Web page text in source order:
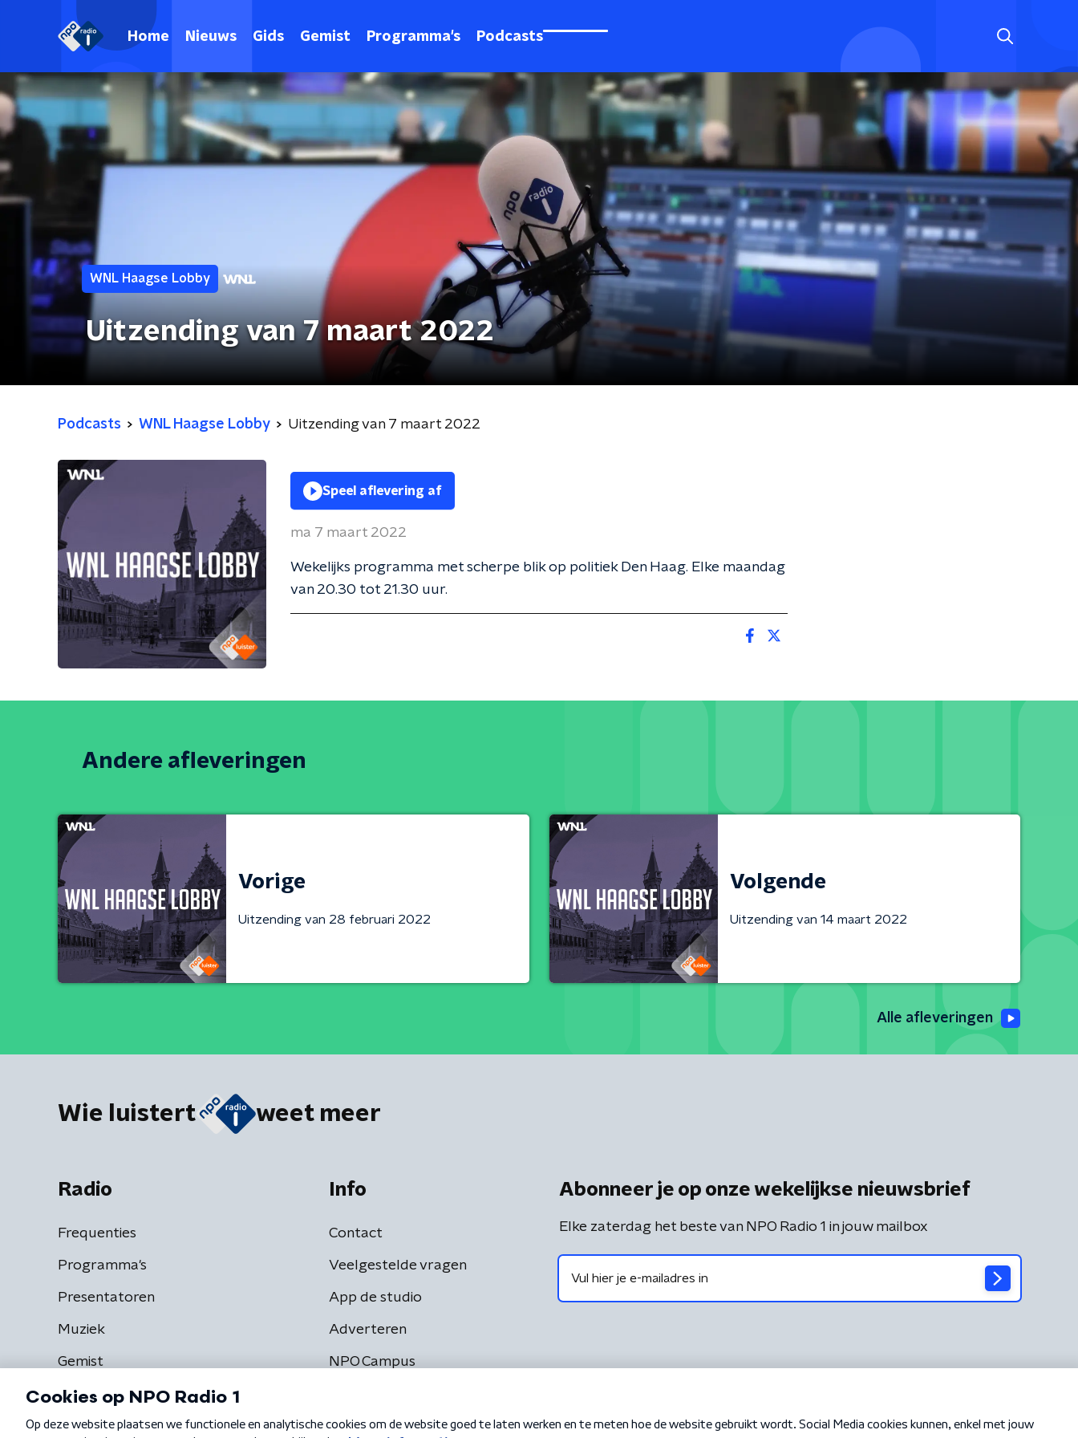
Home Nieuws Gids Gemist Programma's Podcasts
WNL Haagse Lobby
Uitzending van 7 maart 2022
Podcasts WNL Haagse Lobby Uitzending van 7 maart 2022
Speel aflevering af
ma 7 maart 2022
Wekelijks programma met scherpe blik op politiek Den Haag. Elke maandag
van 20.30 tot 21.30 uur.
Andere afleveringen
Vorige
Uitzending van 28 februari 2022
Volgende
Uitzending van 14 maart 2022
Alle afleveringen
Wie luistert weet meer
Radio
Frequenties
Programma's
Presentatoren
Muziek
Gemist
Info
Contact
Veelgestelde vragen
App de studio
Adverteren
NPO Campus
Abonneer je op onze wekelijkse nieuwsbrief
Elke zaterdag het beste van NPO Radio 1 in jouw mailbox